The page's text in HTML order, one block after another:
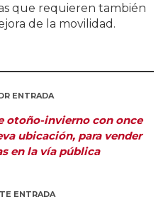
que requieren también
de la movilidad.
ENTRADA
otoño-invierno con once
ubicación, para vender
en la vía pública
ENTRADA